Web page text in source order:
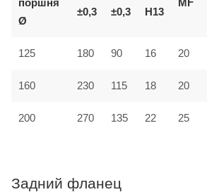
поршня
Ø
±0,3
±0,3
H13
MF
125 180 90 16 20
160 230 115 18 20
200 270 135 22 25
Задний фланец